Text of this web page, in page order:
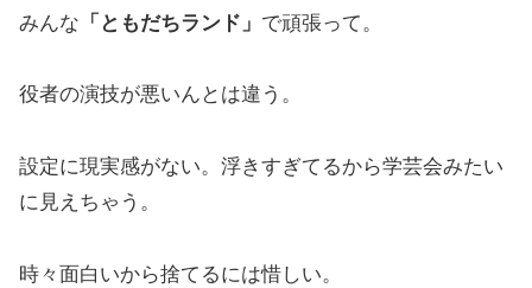
みんな 「ともだちランド」 で頑張って。
役者の演技が悪いんとは違う。
設定に現実感がない。浮きすぎてるから学芸会みたい
に見えちゃう。
時々面白いから捨てるには惜しい。